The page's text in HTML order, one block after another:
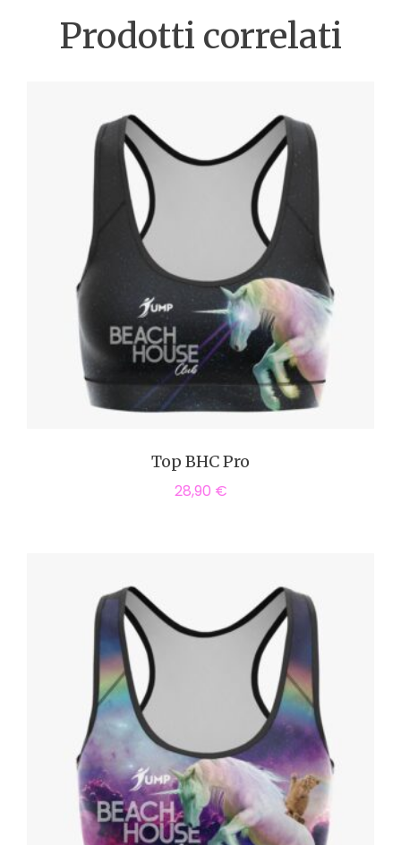
Prodotti correlati
Top BHC Pro
28,90 €